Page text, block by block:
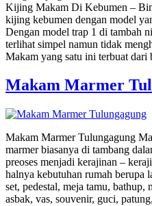
Kijing Makam Di Kebumen –
kijing kebumen dengan model
Dengan model trap 1 di tambah
terlihat simpel namun tidak
Makam yang satu ini terbuat
Makam Marmer
Makam Marmer Tulungagung
marmer biasanya di tambang
preoses menjadi kerajinan –
halnya kebutuhan rumah berupa
set, pedestal, meja tamu, bathup,
asbak, vas, souvenir, guci,